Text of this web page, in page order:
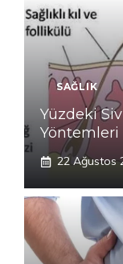
SAĞLIK
Yüzdeki
Yöntemleri
22 Ağustos